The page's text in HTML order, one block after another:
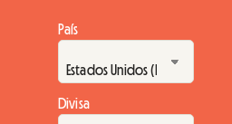
País
Divisa